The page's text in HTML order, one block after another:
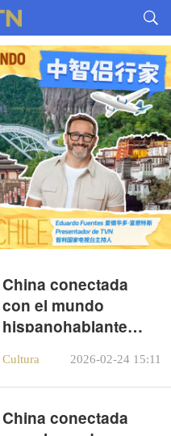
China conectada
con el mundo
hispanohablante
Cultura 2026-02-24 15:11
China conectada